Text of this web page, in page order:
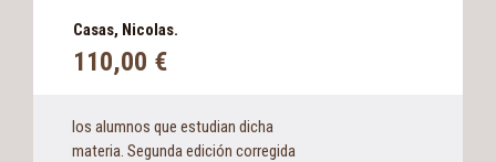
Casas, Nicolas.
110,00 €
los alumnos que estudian dicha
materia. Segunda edición corregida